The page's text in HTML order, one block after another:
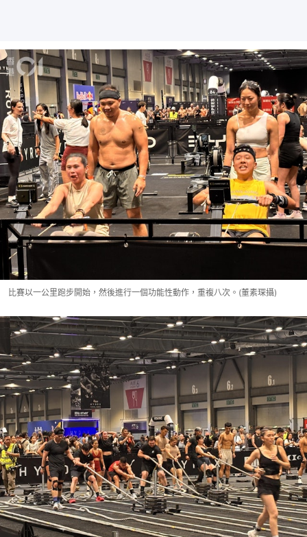
比賽以一公里跑步開始，然後進行一個功能性動作，重複八次。(董素琛攝)